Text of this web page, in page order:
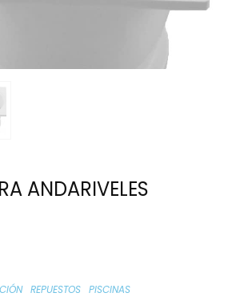
ANDARIVELES
REPUESTOS PISCINAS